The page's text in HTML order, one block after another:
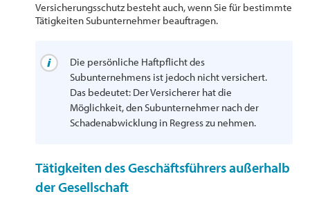
Versicherungsschutz besteht auch, wenn Sie für bestimmte
Tätigkeiten Subunternehmer beauftragen.
Die persönliche Haftpflicht des
Subunternehmens ist jedoch nicht versichert.
Das bedeutet: Der Versicherer hat die
Möglichkeit, den Subunternehmer nach der
Schadenabwicklung in Regress zu nehmen.
Tätigkeiten des Geschäftsführers außerhalb
der Gesellschaft